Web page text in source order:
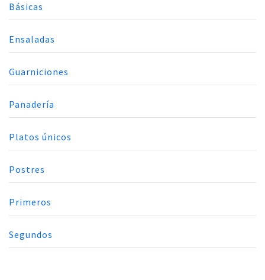
Básicas
Ensaladas
Guarniciones
Panadería
Platos únicos
Postres
Primeros
Segundos